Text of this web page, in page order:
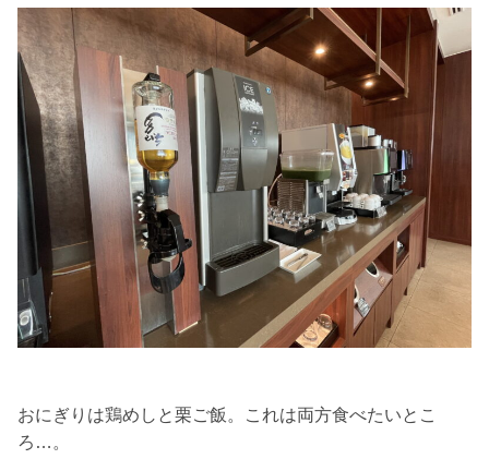
おにぎりは鶏めしと栗ご飯。これは両方食べたいとこ
ろ…。